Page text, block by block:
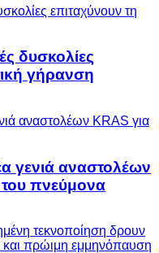
δυσκολίες
γήρανση
γενιά αναστολέων
του πνεύμονα